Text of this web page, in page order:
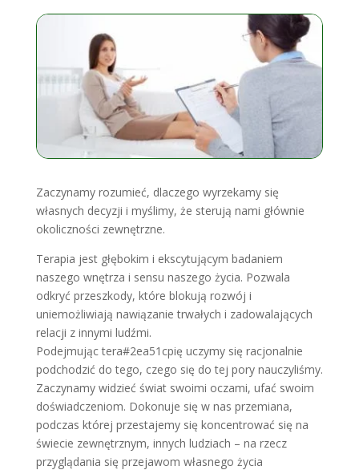
Zaczynamy rozumieć, dlaczego wyrzekamy się
własnych decyzji i myślimy, że sterują nami głównie
okoliczności zewnętrzne.
Terapia jest głębokim i ekscytującym badaniem
naszego wnętrza i sensu naszego życia. Pozwala
odkryć przeszkody, które blokują rozwój i
uniemożliwiają nawiązanie trwałych i zadowalających
relacji z innymi ludźmi.
Podejmując tera#2ea51cpię uczymy się racjonalnie
podchodzić do tego, czego się do tej pory nauczyliśmy.
Zaczynamy widzieć świat swoimi oczami, ufać swoim
doświadczeniom. Dokonuje się w nas przemiana,
podczas której przestajemy się koncentrować się na
świecie zewnętrznym, innych ludziach – na rzecz
przyglądania się przejawom własnego życia